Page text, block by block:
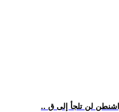
لن تلجأ إلى ق